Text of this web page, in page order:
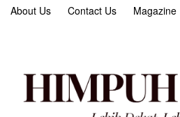
About Us Contact Us Magazine